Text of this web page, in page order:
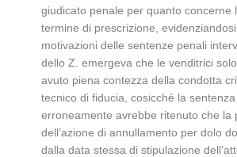
giudicato penale per quanto concerne
termine di prescrizione,
motivazioni delle sentenze penali
dello Z. emergeva che le venditrici
avuto piena contezza della condotta
tecnico di fiducia, cosicché la
erroneamente avrebbe ritenuto che la
dell’azione di annullamento per dolo
dalla data stessa di stipulazione